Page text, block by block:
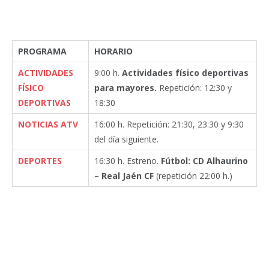
PROGRAMA
HORARIO
ACTIVIDADES
FÍSICO
DEPORTIVAS
9:00 h. Actividades físico deportivas
para mayores. Repetición: 12:30 y
18:30
NOTICIAS ATV
16:00 h. Repetición: 21:30, 23:30 y 9:30
del día siguiente.
DEPORTES
16:30 h. Estreno. Fútbol: CD Alhaurino
– Real Jaén CF (repetición 22:00 h.)